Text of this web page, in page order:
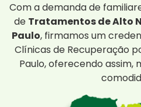
Com a demanda de
de Tratamentos de Alto
Paulo, firmamos um
Clínicas de Recuperação
Paulo, oferecendo assim,